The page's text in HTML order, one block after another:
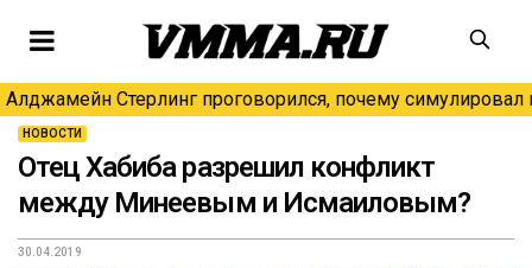
Алджамейн Стерлинг проговорился, почему симулировал
НОВОСТИ
Отец Хабиба разрешил конфликт
между Минеевым и Исмаиловым?
30.04.2019